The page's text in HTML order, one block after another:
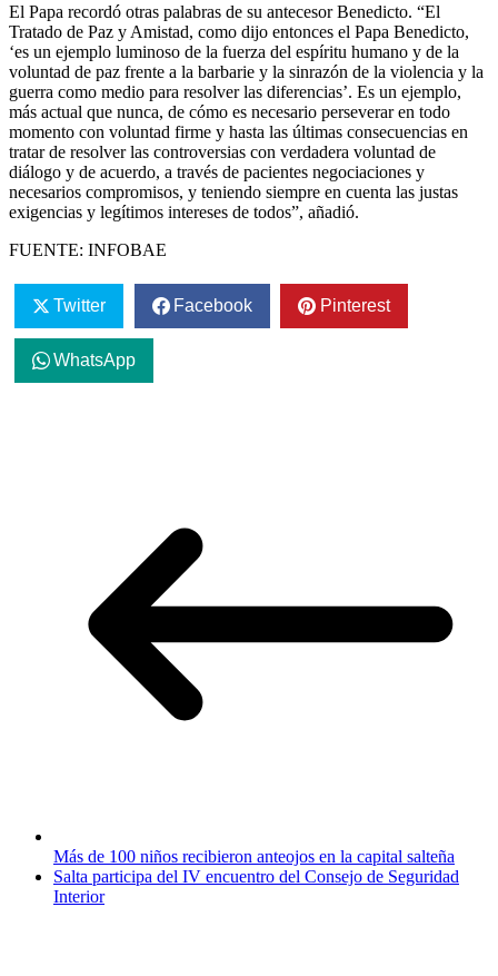
El Papa recordó otras palabras de su antecesor Benedicto. “El
Tratado de Paz y Amistad, como dijo entonces el Papa Benedicto,
‘es un ejemplo luminoso de la fuerza del espíritu humano y de la
voluntad de paz frente a la barbarie y la sinrazón de la violencia y la
guerra como medio para resolver las diferencias’. Es un ejemplo,
más actual que nunca, de cómo es necesario perseverar en todo
momento con voluntad firme y hasta las últimas consecuencias en
tratar de resolver las controversias con verdadera voluntad de
diálogo y de acuerdo, a través de pacientes negociaciones y
necesarios compromisos, y teniendo siempre en cuenta las justas
exigencias y legítimos intereses de todos”, añadió.
FUENTE: INFOBAE
Twitter Facebook Pinterest
WhatsApp
Más de 100 niños recibieron anteojos en la capital salteña
Salta participa del IV encuentro del Consejo de Seguridad
Interior